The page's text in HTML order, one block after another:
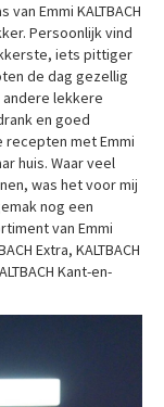
Emmi KALTBACH
Persoonlijk vind
iets pittiger
de dag gezellig
lekkere
en goed
met Emmi
huis. Waar veel
was het voor mij
nog een
van Emmi
Extra, KALTBACH
Kant-en-